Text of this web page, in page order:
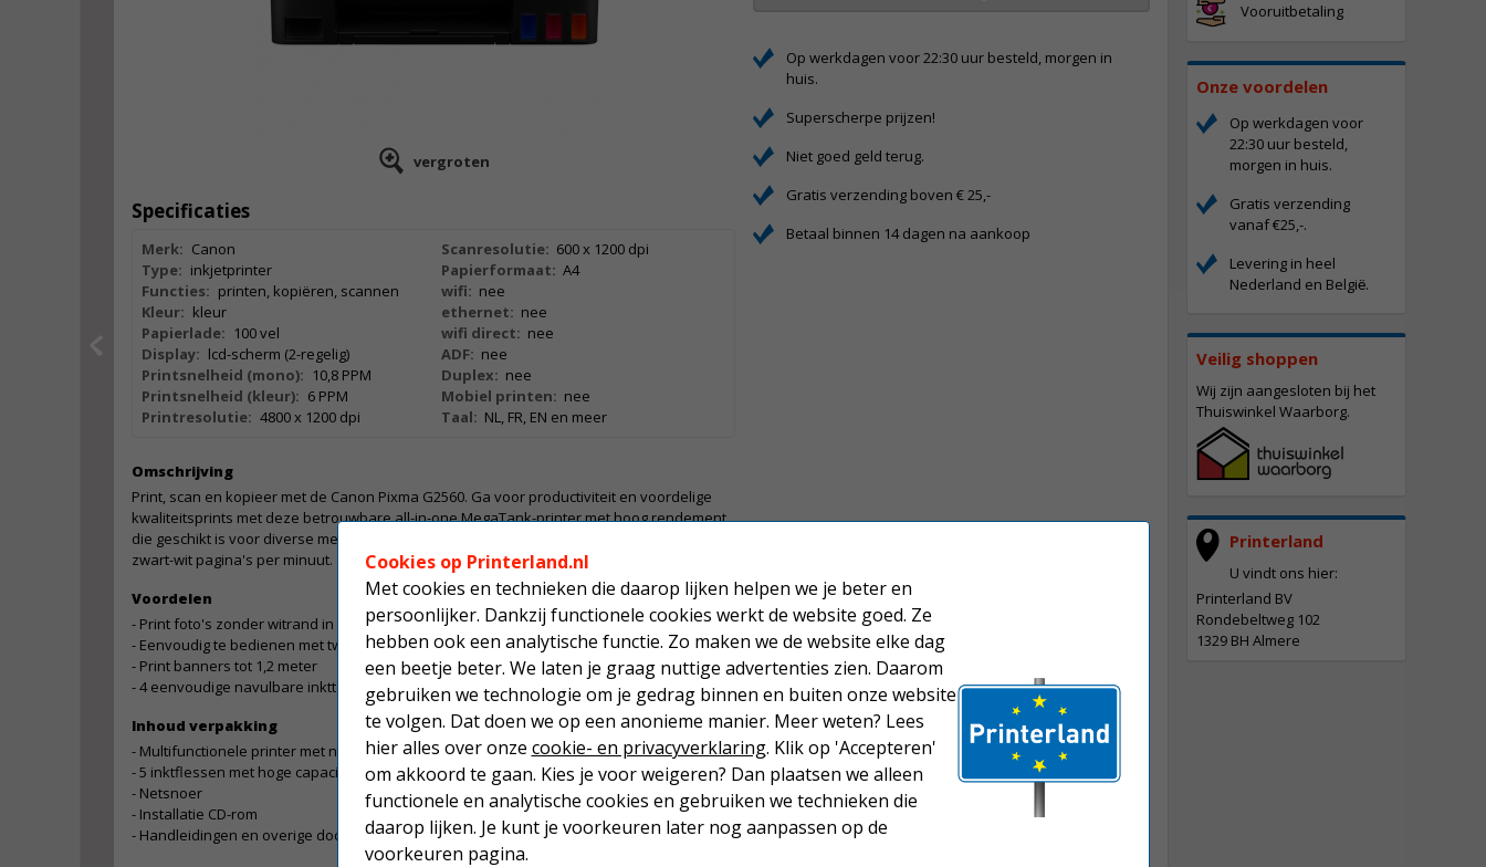
Vooruitbetaling
Onze voordelen
Op werkdagen voor
22:30 uur besteld,
morgen in huis.
Gratis verzending
vanaf €25,-.
Levering in heel
Nederland en België.
Veilig shoppen
Wij zijn aangesloten bij het
Thuiswinkel Waarborg.
Printerland
U vindt ons hier:
Printerland BV
Rondebeltweg 102
1329 BH Almere
vergroten
Specificaties
Merk: Canon
Type: inkjetprinter
Functies: printen, kopiëren, scannen
Kleur: kleur
Papierlade: 100 vel
Display: lcd-scherm (2-regelig)
Printsnelheid (mono): 10,8 PPM
Printsnelheid (kleur): 6 PPM
Printresolutie: 4800 x 1200 dpi
Scanresolutie: 600 x 1200 dpi
Papierformaat: A4
wifi: nee
ethernet: nee
wifi direct: nee
ADF: nee
Duplex: nee
Mobiel printen: nee
Taal: NL, FR, EN en meer
Omschrijving
Print, scan en kopieer met de Canon Pixma G2560. Ga voor productiviteit en voordelige
kwaliteitsprints met deze betrouwbare all-in-one MegaTank-printer met hoog rendement
die geschikt is voor diverse mediaverwerking. Dit model heeft een afdruksnelheid van 10
zwart-wit pagina's per minuut.
Voordelen
- Print foto's zonder witrand in formaten tot A4
- Eenvoudig te bedienen met tweeregelig LCD-display
- Print banners tot 1,2 meter
- 4 eenvoudige navulbare inkttanks
Inhoud verpakking
- Multifunctionele printer met navulbare inkttanks - PIXMA G2560
- 5 inktflessen met hoge capaciteit (2x zwart en 1x C/M/Y)
- Netsnoer
- Installatie CD-rom
- Handleidingen en overige documenten
Op werkdagen voor 22:30 uur besteld, morgen in
huis.
Superscherpe prijzen!
Niet goed geld terug.
Gratis verzending boven € 25,-
Betaal binnen 14 dagen na aankoop
Cookies op Printerland.nl
Met cookies en technieken die daarop lijken helpen we je beter en
persoonlijker. Dankzij functionele cookies werkt de website goed. Ze
hebben ook een analytische functie. Zo maken we de website elke dag
een beetje beter. We laten je graag nuttige advertenties zien. Daarom
gebruiken we technologie om je gedrag binnen en buiten onze website
te volgen. Dat doen we op een anonieme manier. Meer weten? Lees
hier alles over onze cookie- en privacyverklaring. Klik op 'Accepteren'
om akkoord te gaan. Kies je voor weigeren? Dan plaatsen we alleen
functionele en analytische cookies en gebruiken we technieken die
daarop lijken. Je kunt je voorkeuren later nog aanpassen op de
voorkeuren pagina.